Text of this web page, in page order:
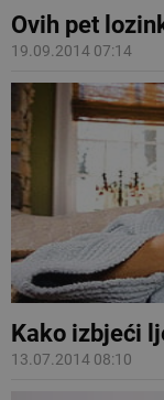
Ovih pet
19.09.2014 07:14
Kako izbjeći
13.07.2014 08:10